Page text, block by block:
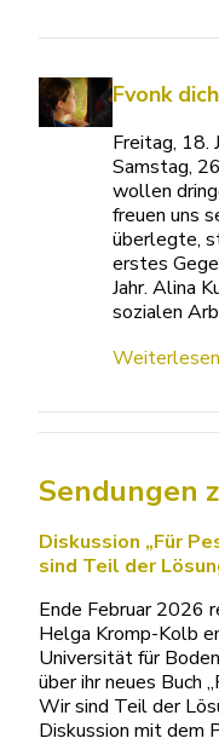
Fvonk
Freitag, 18.
Samstag,
wollen
freuen uns
überlegte,
erstes
Jahr. Alina
sozialen
Weiterlesen
Sendungen
Diskussion „Für
sind Teil der
Ende Februar 2026
Helga Kromp-Kolb
Universität für
über ihr neues Buch
Wir sind Teil der
Diskussion mit dem